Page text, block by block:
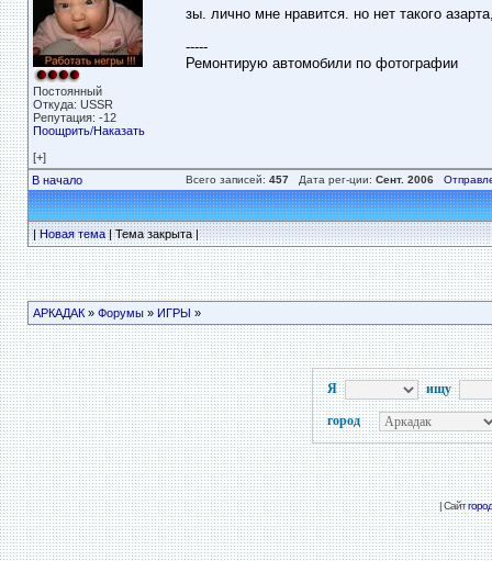
Постоянный
Откуда: USSR
Репутация: -12
Поощрить/Наказать
[+]
зы. лично мне нравится. но нет такого
-----
Ремонтирую автомобили по фотографии
В начало Всего записей: 457Дата рег-ции: Сент. 2006
|Новая тема| Тема закрыта |
АРКАДАК» Форумы» ИГРЫ »
Я ищу
город
| Сайт